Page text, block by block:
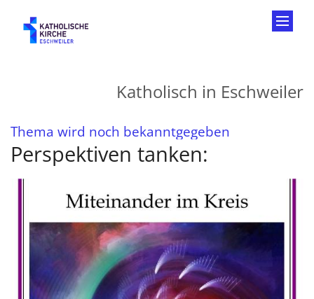
Katholisch in Eschweiler
Thema wird noch bekanntgegeben
Perspektiven tanken: